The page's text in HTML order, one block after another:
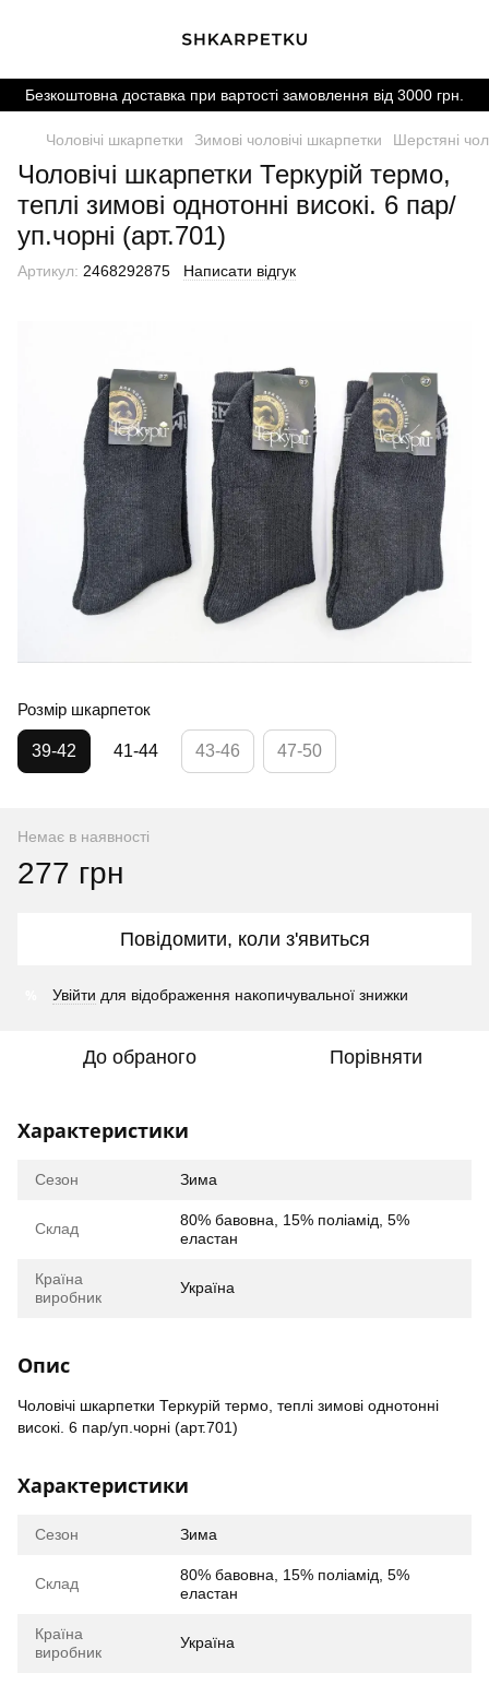
Безкоштовна доставка при вартості замовлення від 3000 грн.
Чоловічі шкарпетки Зимові чоловічі шкарпетки Шерстяні
Чоловічі шкарпетки Теркурій термо,
теплі зимові однотонні високі. 6 пар/
уп.чорні (арт.701)
Артикул: 2468292875 Написати відгук
Розмір шкарпеток
39-42 41-44 43-46 47-50
Немає в наявності
277 грн
Повідомити, коли з'явиться
Увійти для відображення накопичувальної знижки
До обраного Порівняти
Характеристики
Сезон Зима
Склад
80% бавовна, 15% поліамід, 5%
еластан
Країна
виробник
Україна
Опис
Чоловічі шкарпетки Теркурій термо, теплі зимові однотонні
високі. 6 пар/уп.чорні (арт.701)
Характеристики
Сезон Зима
Склад
80% бавовна, 15% поліамід, 5%
еластан
Країна
виробник
Україна